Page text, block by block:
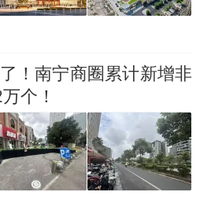
！南宁商圈累计新增非
个！